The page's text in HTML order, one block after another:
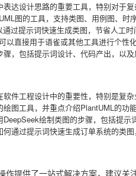
达设计思路的重要工具，特别对于复
图的工具，支持类图、用例图、时
过提示词快速生成类图，节省人工时
以直接用于语雀或其他工具进行个性
，包括提示词设计、代码产出，以及
软件工程设计中的重要性，特别是复杂
绘图工具，并重点介绍PlantUML的功
DeepSeek绘制类图的步骤，包括提示
何通过提示词快速生成订单系统的类图
作提供了一站式解决方案，建议关